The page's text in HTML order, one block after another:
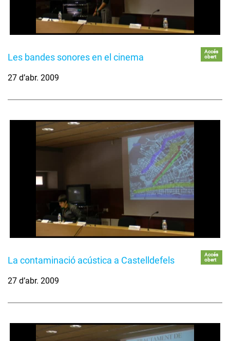
Les bandes sonores en el cinema
Accés
obert
27 d’abr. 2009
La contaminació acústica a Castelldefels
Accés
obert
27 d’abr. 2009